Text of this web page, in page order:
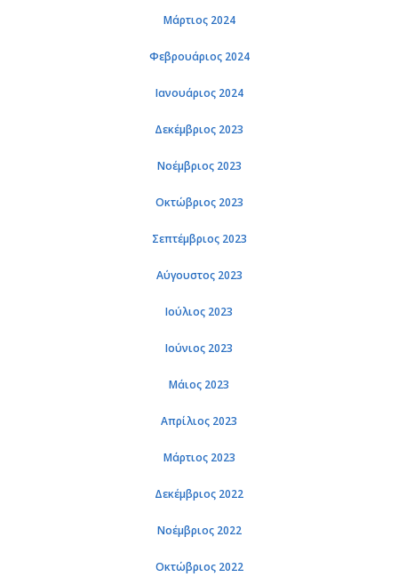
Μάρτιος 2024
Φεβρουάριος 2024
Ιανουάριος 2024
Δεκέμβριος 2023
Νοέμβριος 2023
Οκτώβριος 2023
Σεπτέμβριος 2023
Αύγουστος 2023
Ιούλιος 2023
Ιούνιος 2023
Μάιος 2023
Απρίλιος 2023
Μάρτιος 2023
Δεκέμβριος 2022
Νοέμβριος 2022
Οκτώβριος 2022